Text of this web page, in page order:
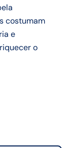
costumam
e
o